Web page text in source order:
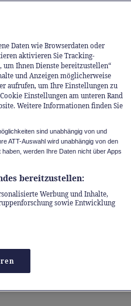
Daten wie Browserdaten oder
aktivieren Sie Tracking-
Ihnen Dienste bereitzustellen“
und Anzeigen möglicherweise
aufrufen, um Ihre Einstellungen zu
Einstellungen am unteren Rand
Weitere Informationen finden Sie
sind unabhängig von und
ATT-Auswahl wird unabhängig von den
werden Ihre Daten nicht über Apps
bereitzustellen:
Werbung und Inhalte,
sowie Entwicklung